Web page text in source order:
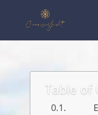
Table of